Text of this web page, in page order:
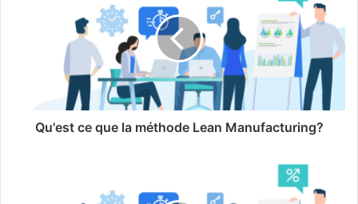
Qu'est ce que la méthode Lean Manufacturing?